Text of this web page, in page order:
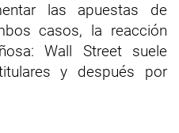
las apuestas de
casos, la reacción
Wall Street suele
y después por